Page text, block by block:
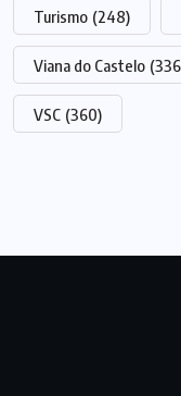
Turismo (248)
Viana do Castelo
VSC (360)